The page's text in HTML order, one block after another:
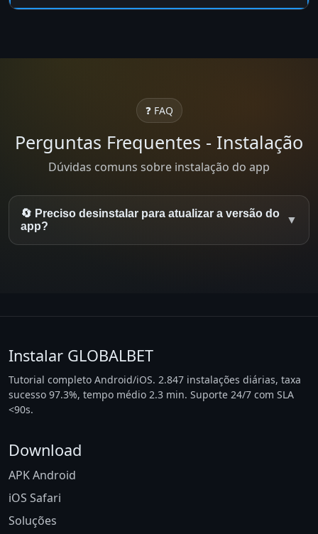
❓ FAQ
Perguntas Frequentes - Instalação
Dúvidas comuns sobre instalação do app
🔄 Preciso desinstalar para atualizar a versão do
app?
▼
Instalar GLOBALBET
Tutorial completo Android/iOS. 2.847 instalações diárias, taxa
sucesso 97.3%, tempo médio 2.3 min. Suporte 24/7 com SLA
<90s.
Download
APK Android
iOS Safari
Soluções